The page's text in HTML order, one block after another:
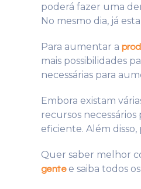
poderá fazer uma
No mesmo dia, já
Para aumentar a
mais possibilidades
necessárias para
Embora existam
recursos
eficiente. Além
Quer saber melhor
gentee saiba todos